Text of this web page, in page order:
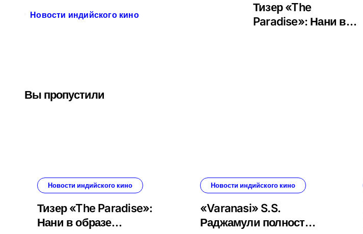
Новости индийского кино
Тизер «The
Paradise»: Нани в
Вы пропустили
Новости индийского кино
Тизер «The Paradise»:
Нани в образе
Новости индийского кино
«Varanasi» S.S.
Раджамули полностью